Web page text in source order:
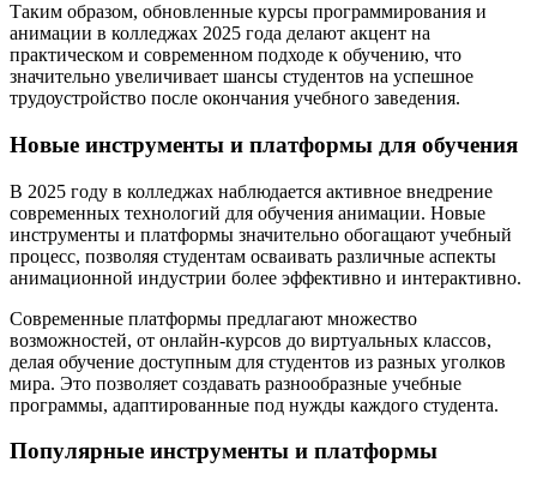
Таким образом, обновленные курсы программирования и
анимации в колледжах 2025 года делают акцент на
практическом и современном подходе к обучению, что
значительно увеличивает шансы студентов на успешное
трудоустройство после окончания учебного заведения.
Новые инструменты и платформы для обучения
В 2025 году в колледжах наблюдается активное внедрение
современных технологий для обучения анимации. Новые
инструменты и платформы значительно обогащают учебный
процесс, позволяя студентам осваивать различные аспекты
анимационной индустрии более эффективно и интерактивно.
Современные платформы предлагают множество
возможностей, от онлайн-курсов до виртуальных классов,
делая обучение доступным для студентов из разных уголков
мира. Это позволяет создавать разнообразные учебные
программы, адаптированные под нужды каждого студента.
Популярные инструменты и платформы